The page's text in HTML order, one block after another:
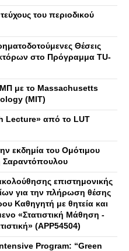
του περιοδικού
Θέσεις
στο Πρόγραμμα TU-
με το Massachusetts
(MIT)
Lecture» από το LUT
εκδημία του Ομότιμου
Σαραντόπουλου
επιστημονικής
για την πλήρωση θέσης
Καθηγητή με θητεία και
«Στατιστική Μάθηση -
(APP54504)
Program: “Green